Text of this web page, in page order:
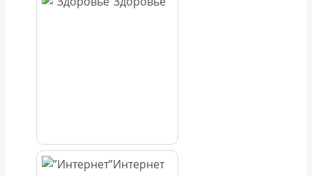
Интернет